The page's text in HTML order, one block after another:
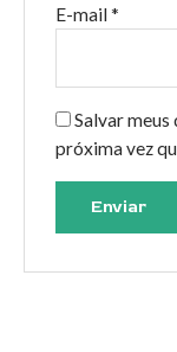
E-mail *
Salvar meus
próxima vez